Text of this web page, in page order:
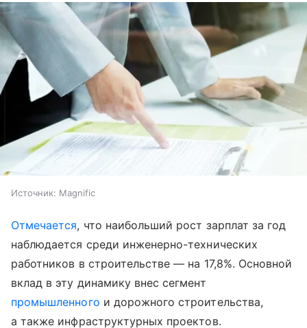
Источник: Magnific
Отмечается, что наибольший рост зарплат за год
наблюдается среди инженерно-технических
работников в строительстве — на 17,8%. Основной
вклад в эту динамику внес сегмент
промышленного и дорожного строительства,
а также инфраструктурных проектов.